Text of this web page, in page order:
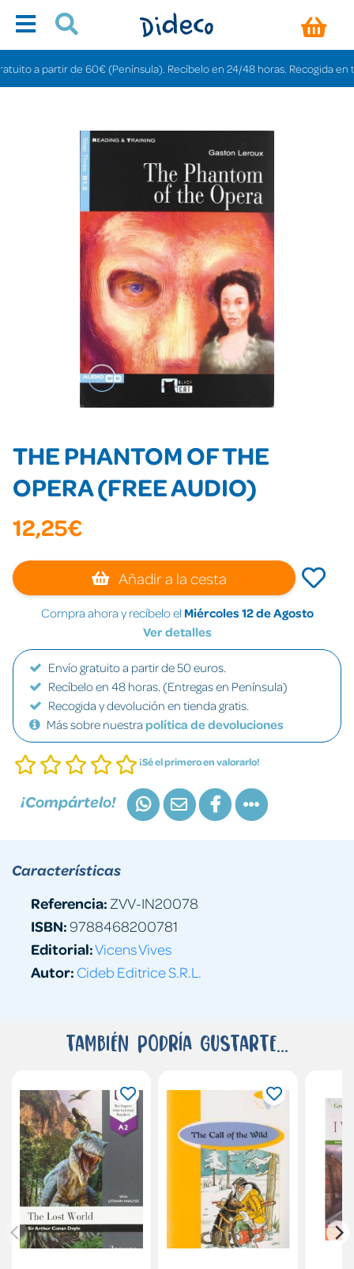
a partir de 60€ (Península). Recíbelo en 24/48 horas. Recogida en
THE PHANTOM OF THE
OPERA (FREE AUDIO)
12,25€
Añadir a la cesta
Compra ahora y recíbelo el Miércoles 12 de Agosto
Ver detalles
Envío gratuito a partir de 50 euros.
Recíbelo en 48 horas. (Entregas en Península)
Recogida y devolución en tienda gratis.
Más sobre nuestra política de devoluciones
¡Sé el primero en valorarlo!
¡Compártelo!
Características
Referencia: ZVV-IN20078
ISBN:9788468200781
Editorial:Vicens Vives
Autor: Cideb Editrice S.R.L.
También podría gustarte...